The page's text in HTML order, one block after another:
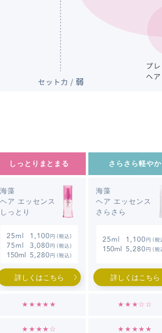
しっとり まとまる さらさら軽やか
海藻
ヘア エッセンス
しっとり
詳しくはこちら
海藻
ヘア エッセンス
さらさら
詳しくはこちら
★★★★★ ★★★☆☆
★★★★☆ ★★★★★